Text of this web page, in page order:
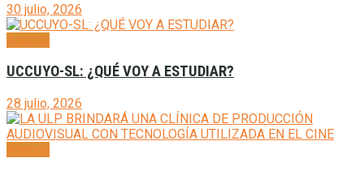
30 julio, 2026
UCCUYO-SL: ¿QUÉ VOY A ESTUDIAR?
28 julio, 2026